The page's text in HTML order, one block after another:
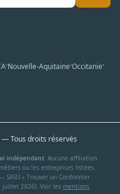
·Nouvelle-Aquitaine·Occitanie·
Tous droits réservés
indépendant. Aucune affiliation
ou les entreprises listées.
SASU « Trouver un Cordonnier
2026). Voir les mentions